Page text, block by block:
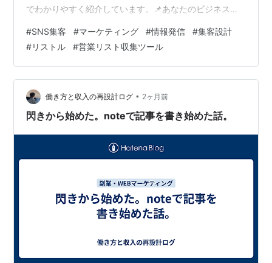
でわかりやすく紹介しています。📌あなたのビジネスに
リスト収集ツール『リストル』の無料お試しはこちらか
ら👆️ はじめに 第1章：なぜSNS集客は続かなくなるのか
第2章：SNSが苦しくなる3つの原因 ① 毎回ゼロから考
えている ② 成果を急ぎすぎる ③ 投稿が目的になって
いる 第3章：SNSを仕組み化する考え方 ① テーマを固
定する ② コン…
#SNS集客 #マーケティング #情報発信 #集客設計
#リストル #営業リスト収集ツール
働き方と収入の再設計ログ • 2ヶ月前
閃きから始めた。noteで記事を書き始めた話。